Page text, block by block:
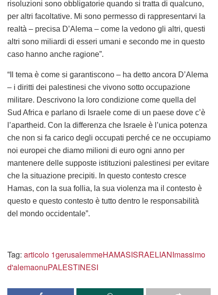
risoluzioni sono obbligatorie quando si tratta di qualcuno,
per altri facoltative. Mi sono permesso di rappresentarvi la
realtà – precisa D’Alema – come la vedono gli altri, questi
altri sono miliardi di esseri umani e secondo me in questo
caso hanno anche ragione”.
“Il tema è come si garantiscono – ha detto ancora D’Alema
– i diritti dei palestinesi che vivono sotto occupazione
militare. Descrivono la loro condizione come quella del
Sud Africa e parlano di Israele come di un paese dove c’è
l’apartheid. Con la differenza che Israele è l’unica potenza
che non si fa carico degli occupati perché ce ne occupiamo
noi europei che diamo milioni di euro ogni anno per
mantenere delle supposte istituzioni palestinesi per evitare
che la situazione precipiti. In questo contesto cresce
Hamas, con la sua follia, la sua violenza ma il contesto è
questo e questo contesto è tutto dentro le responsabilità
del mondo occidentale”.
Tag: articolo 1gerusalemmeHAMASISRAELIANImassimo
d'alemaonuPALESTINESI